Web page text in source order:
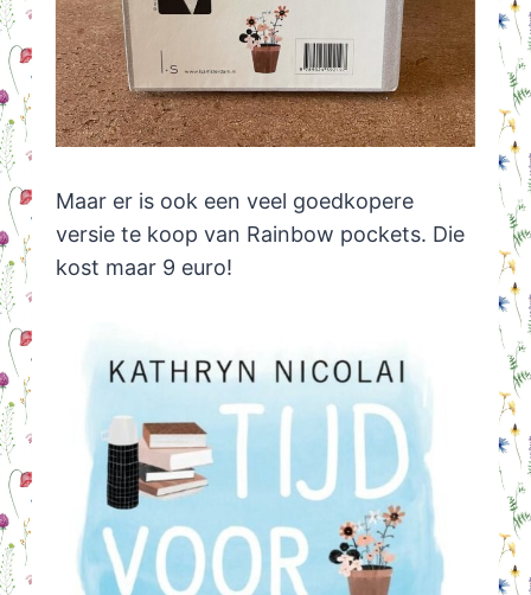
Maar er is ook een veel goedkopere
versie te koop van Rainbow pockets. Die
kost maar 9 euro!